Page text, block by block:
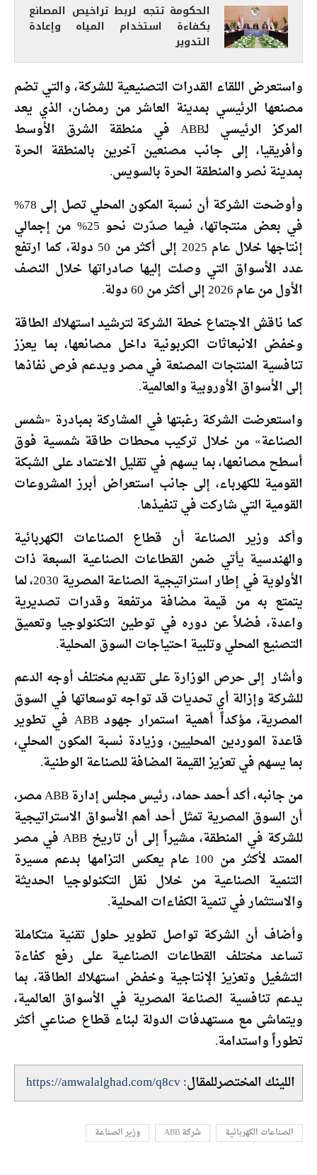
الحكومة تتجه لربط تراخيص المصانع
بكفاءة استخدام المياه وإعادة
التدوير
واستعرض اللقاء القدرات التصنيعية للشركة، والتي تضم
مصنعها الرئيسي بمدينة العاشر من رمضان، الذي يعد
المركز الرئيسي لـABB في منطقة الشرق الأوسط
وأفريقيا، إلى جانب مصنعين آخرين بالمنطقة الحرة
بمدينة نصر والمنطقة الحرة بالسويس.
وأوضحت الشركة أن نسبة المكون المحلي تصل إلى 78%
في بعض منتجاتها، فيما صدّرت نحو 25% من إجمالي
إنتاجها خلال عام 2025 إلى أكثر من 50 دولة، كما ارتفع
عدد الأسواق التي وصلت إليها صادراتها خلال النصف
الأول من عام 2026 إلى أكثر من 60 دولة.
كما ناقش الاجتماع خطة الشركة لترشيد استهلاك الطاقة
وخفض الانبعاثات الكربونية داخل مصانعها، بما يعزز
تنافسية المنتجات المصنعة في مصر ويدعم فرص نفاذها
إلى الأسواق الأوروبية والعالمية.
واستعرضت الشركة رغبتها في المشاركة بمبادرة «شمس
الصناعة» من خلال تركيب محطات طاقة شمسية فوق
أسطح مصانعها، بما يسهم في تقليل الاعتماد على الشبكة
القومية للكهرباء، إلى جانب استعراض أبرز المشروعات
القومية التي شاركت في تنفيذها.
وأكد وزير الصناعة أن قطاع الصناعات الكهربائية
والهندسية يأتي ضمن القطاعات الصناعية السبعة ذات
الأولوية في إطار استراتيجية الصناعة المصرية 2030، لما
يتمتع به من قيمة مضافة مرتفعة وقدرات تصديرية
واعدة، فضلاً عن دوره في توطين التكنولوجيا وتعميق
التصنيع المحلي وتلبية احتياجات السوق المحلية.
وأشار إلى حرص الوزارة على تقديم مختلف أوجه الدعم
للشركة وإزالة أي تحديات قد تواجه توسعاتها في السوق
المصرية، مؤكداً أهمية استمرار جهود ABB في تطوير
قاعدة الموردين المحليين، وزيادة نسبة المكون المحلي،
بما يسهم في تعزيز القيمة المضافة للصناعة الوطنية.
من جانبه، أكد أحمد حماد، رئيس مجلس إدارة ABB مصر،
أن السوق المصرية تمثل أحد أهم الأسواق الاستراتيجية
للشركة في المنطقة، مشيراً إلى أن تاريخ ABB في مصر
الممتد لأكثر من 100 عام يعكس التزامها بدعم مسيرة
التنمية الصناعية من خلال نقل التكنولوجيا الحديثة
والاستثمار في تنمية الكفاءات المحلية.
وأضاف أن الشركة تواصل تطوير حلول تقنية متكاملة
تساعد مختلف القطاعات الصناعية على رفع كفاءة
التشغيل وتعزيز الإنتاجية وخفض استهلاك الطاقة، بما
يدعم تنافسية الصناعة المصرية في الأسواق العالمية،
ويتماشى مع مستهدفات الدولة لبناء قطاع صناعي أكثر
تطوراً واستدامة.
اللينك المختصرللمقال:https://amwalalghad.com/q8cv
الصناعات الكهربائية شركة ABB وزير الصناعة